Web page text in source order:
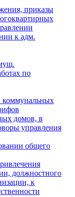
приказы
к адм.
по
коммунальных
домов, в
управления
общего
должностного
к